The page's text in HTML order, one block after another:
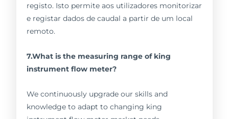
registo. Isto permite aos utilizadores monitorizar
e registar dados de caudal a partir de um local
remoto.
7.What is the measuring range of king
instrument flow meter?
We continuously upgrade our skills and
knowledge to adapt to changing king